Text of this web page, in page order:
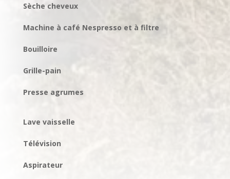
Sèche cheveux
Machine à café Nespresso et à filtre
Bouilloire
Grille-pain
Presse agrumes
Lave vaisselle
Télévision
Aspirateur